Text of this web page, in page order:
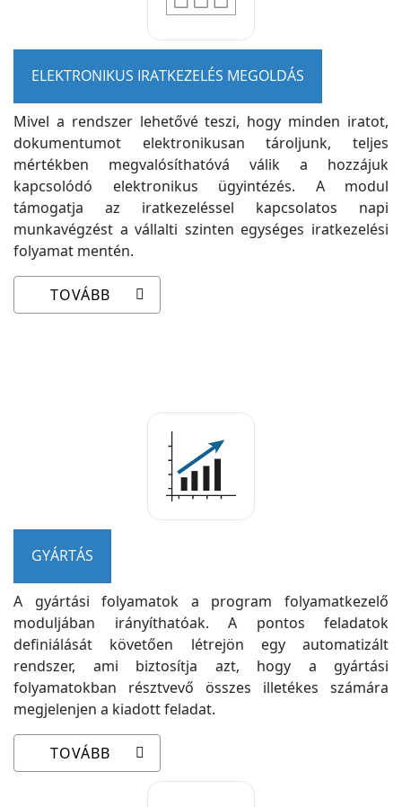
ELEKTRONIKUS IRATKEZELÉS MEGOLDÁS
Mivel a rendszer lehetővé teszi, hogy minden iratot,
dokumentumot elektronikusan tároljunk, teljes
mértékben megvalósíthatóvá válik a hozzájuk
kapcsolódó elektronikus ügyintézés. A modul
támogatja az iratkezeléssel kapcsolatos napi
munkavégzést a vállalti szinten egységes iratkezelési
folyamat mentén.
TOVÁBB
GYÁRTÁS
A gyártási folyamatok a program folyamatkezelő
moduljában irányíthatóak. A pontos feladatok
definiálását követően létrejön egy automatizált
rendszer, ami biztosítja azt, hogy a gyártási
folyamatokban résztvevő összes illetékes számára
megjelenjen a kiadott feladat.
TOVÁBB